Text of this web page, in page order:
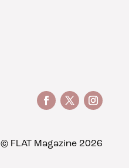
© FLAT Magazine 2026